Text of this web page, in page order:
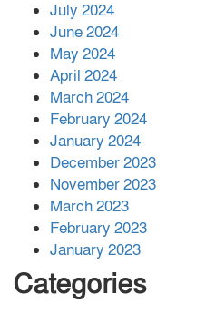
July 2024
June 2024
May 2024
April 2024
March 2024
February 2024
January 2024
December 2023
November 2023
March 2023
February 2023
January 2023
Categories